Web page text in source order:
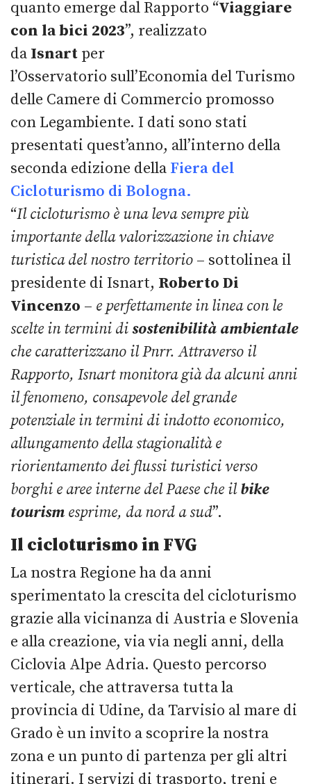
quanto emerge dal Rapporto “Viaggiare
con la bici 2023”, realizzato
da Isnart per
l’Osservatorio sull’Economia del Turismo
delle Camere di Commercio promosso
con Legambiente. I dati sono stati
presentati quest’anno, all’interno della
seconda edizione della Fiera del
Cicloturismo di Bologna.
“Il cicloturismo è una leva sempre più
importante della valorizzazione in chiave
turistica del nostro territorio – sottolinea il
presidente di Isnart, Roberto Di
Vincenzo – e perfettamente in linea con le
scelte in termini disostenibilità ambientale
che caratterizzano il Pnrr. Attraverso il
Rapporto, Isnart monitora già da alcuni anni
il fenomeno, consapevole del grande
potenziale in termini di indotto economico,
allungamento della stagionalità e
riorientamento dei flussi turistici verso
borghi e aree interne del Paese che ilbike
tourism esprime, da nord a sud”.
Il cicloturismo in FVG
La nostra Regione ha da anni
sperimentato la crescita del cicloturismo
grazie alla vicinanza di Austria e Slovenia
e alla creazione, via via negli anni, della
Ciclovia Alpe Adria. Questo percorso
verticale, che attraversa tutta la
provincia di Udine, da Tarvisio al mare di
Grado è un invito a scoprire la nostra
zona e un punto di partenza per gli altri
itinerari. I servizi di trasporto, treni e